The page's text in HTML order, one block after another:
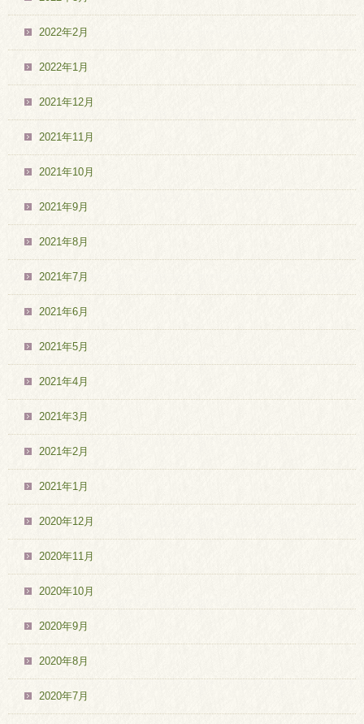
2022年2月
2022年1月
2021年12月
2021年11月
2021年10月
2021年9月
2021年8月
2021年7月
2021年6月
2021年5月
2021年4月
2021年3月
2021年2月
2021年1月
2020年12月
2020年11月
2020年10月
2020年9月
2020年8月
2020年7月